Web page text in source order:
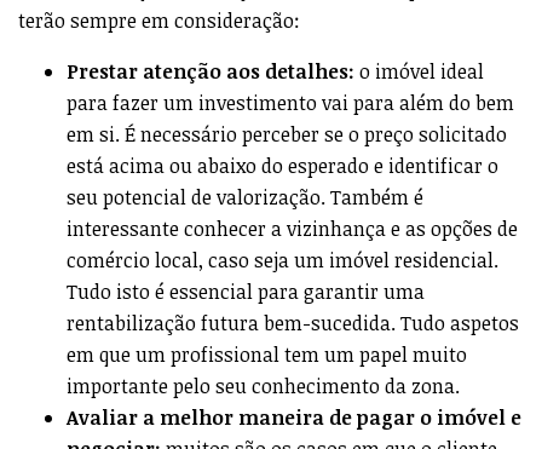
terão sempre em consideração:
Prestar atenção aos detalhes: o imóvel ideal
para fazer um investimento vai para além do bem
em si. É necessário perceber se o preço solicitado
está acima ou abaixo do esperado e identificar o
seu potencial de valorização. Também é
interessante conhecer a vizinhança e as opções de
comércio local, caso seja um imóvel residencial.
Tudo isto é essencial para garantir uma
rentabilização futura bem-sucedida. Tudo aspetos
em que um profissional tem um papel muito
importante pelo seu conhecimento da zona.
Avaliar a melhor maneira de pagar o imóvel e